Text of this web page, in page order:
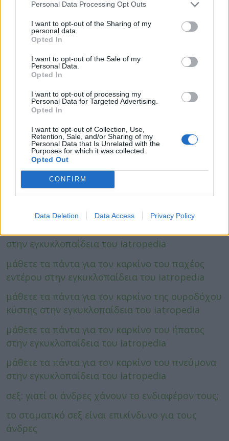
Personal Data Processing Opt Outs
I want to opt-out of the Sharing of my
personal data.
Opted In
I want to opt-out of the Sale of my
Personal Data.
Opted In
I want to opt-out of processing my
Personal Data for Targeted Advertising.
Opted In
I want to opt-out of Collection, Use,
Retention, Sale, and/or Sharing of my
Personal Data that Is Unrelated with the
Purposes for which it was collected.
Opted Out
CONFIRM
Data Deletion Data Access Privacy Policy
έγκαιρη διάγνωση του καρκίνου των όρχεων, με
την συμβολή αρχικά του ίδιου του ασθενούς
μέσω της συχνής αυτοεξέτασης των όρχεων και
στη συνέχεια των κατάλληλων ιατρών οι οποίοι
θα εφαρμόσουν τα διαγνωστικα και θεραπευτικά
τους μέτρα. Κάθε άνδρας με υποψία
σε καρκίνο όρχεων οφείλει να αναζητά την
ιατρική συμβουλή και καθοδήγηση η οποία
αποτελεί επιστημονικό αντικείμενο των
ειδικοτήτων της ουρολογίας και της ογκολογίας.
Κωνσταντίνος Β. Σακελλαρίου, MD
ΔΙΑΒΑΣΤΕ ΕΠΙΣΗΣ:
μάθετε τα πάντα για τον καρκίνο του στήθους
στην εγκυκλοπαίδεια του iatropedia
στην εγκυκλοπαίδεια του iatropedia
μάθετε τα πάντα για τον καρκίνο του παχέος
εντέρου στην εγκυκλοπαίδεια του iatropedia
μάθετε τα πάντα για τον καρκίνο της ουροδόχου
κύστης στην εγκυκλοπαίδεια του iatropedia
μάθετε τα πάντα για τον καρκίνο του ήπατος
στην εγκυκλοπαίδεια του iatropedia
μάθετε τα πάντα για τον καρκίνο του πνεύμονα
στην εγκυκλοπαίδεια του iatropedia
σεξ: γιατί οι άνδρες χάνουν το ενδιαφέρον τους;
το στοματικό σεξ είναι επικίνδυνο για τους
άνδρες